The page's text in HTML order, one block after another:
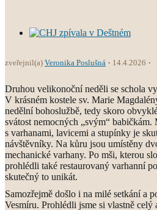
zveřejnil(a) Veronika Poslušná 14.4.2026
Druhou velikonoční neděli se schola
V krásném kostele sv. Marie
nedělní bohoslužbě, tedy skoro
svátost nemocných „svým“
s varhanami, lavicemi a stupínky je
návštěvníky. Na kůru jsou umístěny
mechanické varhany. Po mši, kterou
prohlédli také restaurovaný varhanní
skutečný to unikát.
Samozřejmě došlo i na milé setkání a
Vesmíru. Prohlédli jsme si vlastně celý